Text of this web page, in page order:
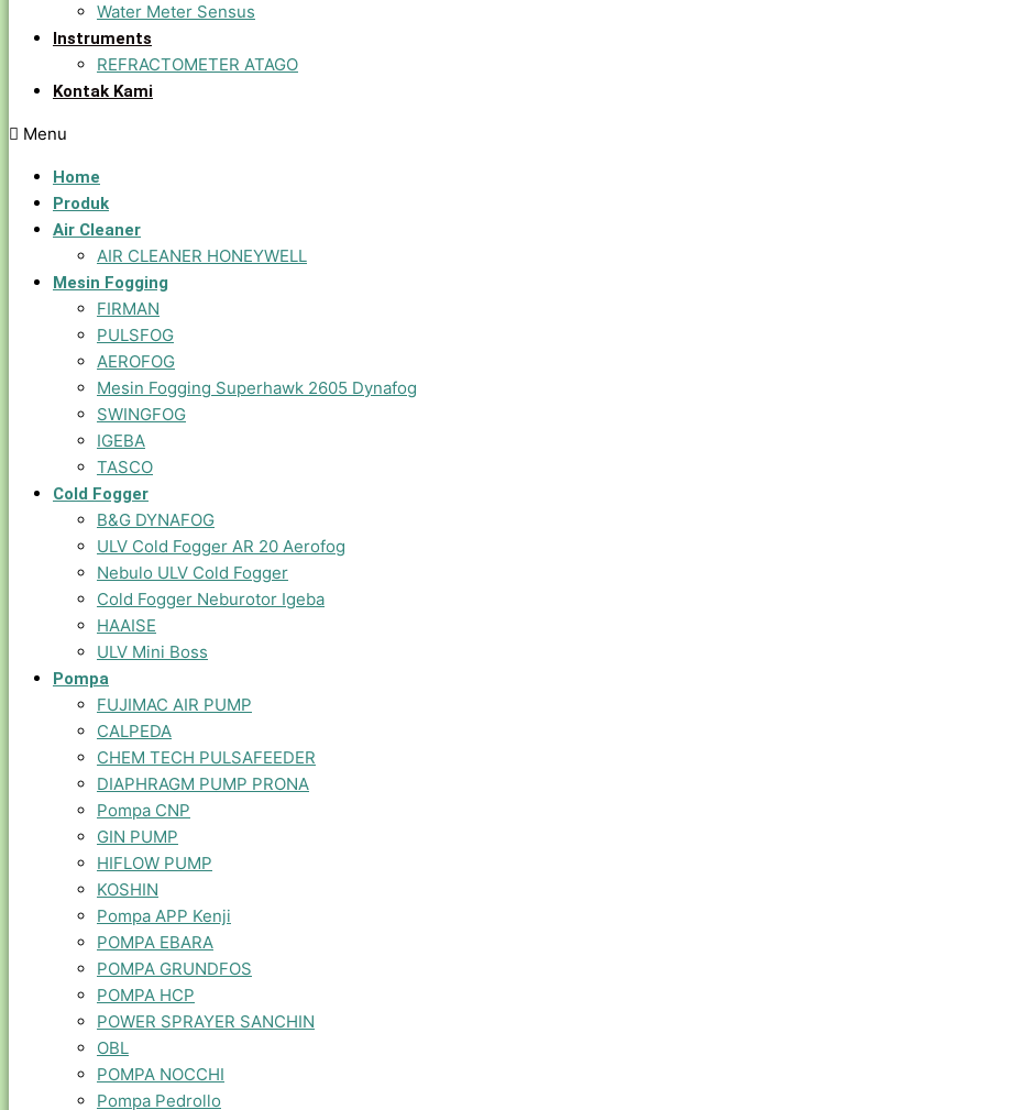
Water Meter Sensus
Instruments
REFRACTOMETER ATAGO
Kontak Kami
Menu
Home
Produk
Air Cleaner
AIR CLEANER HONEYWELL
Mesin Fogging
FIRMAN
PULSFOG
AEROFOG
Mesin Fogging Superhawk 2605 Dynafog
SWINGFOG
IGEBA
TASCO
Cold Fogger
B&G DYNAFOG
ULV Cold Fogger AR 20 Aerofog
Nebulo ULV Cold Fogger
Cold Fogger Neburotor Igeba
HAAISE
ULV Mini Boss
Pompa
FUJIMAC AIR PUMP
CALPEDA
CHEM TECH PULSAFEEDER
DIAPHRAGM PUMP PRONA
Pompa CNP
GIN PUMP
HIFLOW PUMP
KOSHIN
Pompa APP Kenji
POMPA EBARA
POMPA GRUNDFOS
POMPA HCP
POWER SPRAYER SANCHIN
OBL
POMPA NOCCHI
Pompa Pedrollo